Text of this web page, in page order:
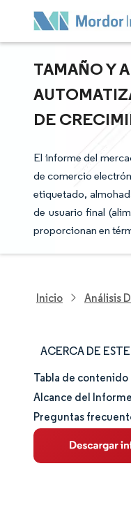
TAMAÑO Y
DE
El informe del
de comercio
etiquetado,
de usuario final
proporcionan en
Inicio Análisis
ACERCA DE
Tamaño y cuota
Análisis de
Tendencias e
Tabla de contenido
Alcance del Informe
Preguntas